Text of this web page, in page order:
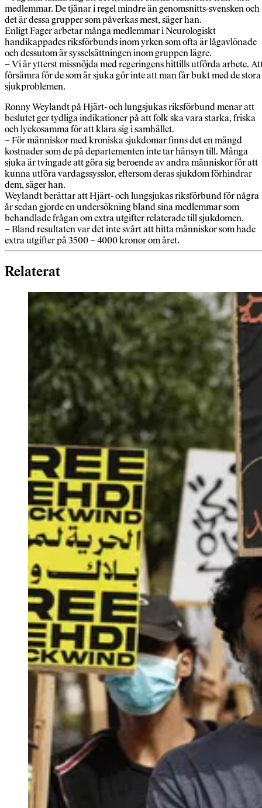
medlemmar. De tjänar i regel mindre än genomsnitts-svensken och
det är dessa grupper som påverkas mest, säger han.
Enligt Fager arbetar många medlemmar i Neurologiskt
handikappades riksförbunds inom yrken som ofta är lågavlönade
och dessutom är sysselsättningen inom gruppen lägre.
– Vi är ytterst missnöjda med regeringens hittills utförda arbete.
försämra för de som är sjuka gör inte att man får bukt med de stora
sjukproblemen.
Ronny Weylandt på Hjärt- och lungsjukas riksförbund menar att
beslutet ger tydliga indikationer på att folk ska vara starka, friska
och lyckosamma för att klara sig i samhället.
– För människor med kroniska sjukdomar finns det en mängd
kostnader som de på departementen inte tar hänsyn till. Många
sjuka är tvingade att göra sig beroende av andra människor för att
kunna utföra vardagssysslor, eftersom deras sjukdom förhindrar
dem, säger han.
Weylandt berättar att Hjärt- och lungsjukas riksförbund för några
år sedan gjorde en undersökning bland sina medlemmar som
behandlade frågan om extra utgifter relaterade till sjukdomen.
– Bland resultaten var det inte svårt att hitta människor som hade
extra utgifter på 3500 – 4000 kronor om året.
Relaterat